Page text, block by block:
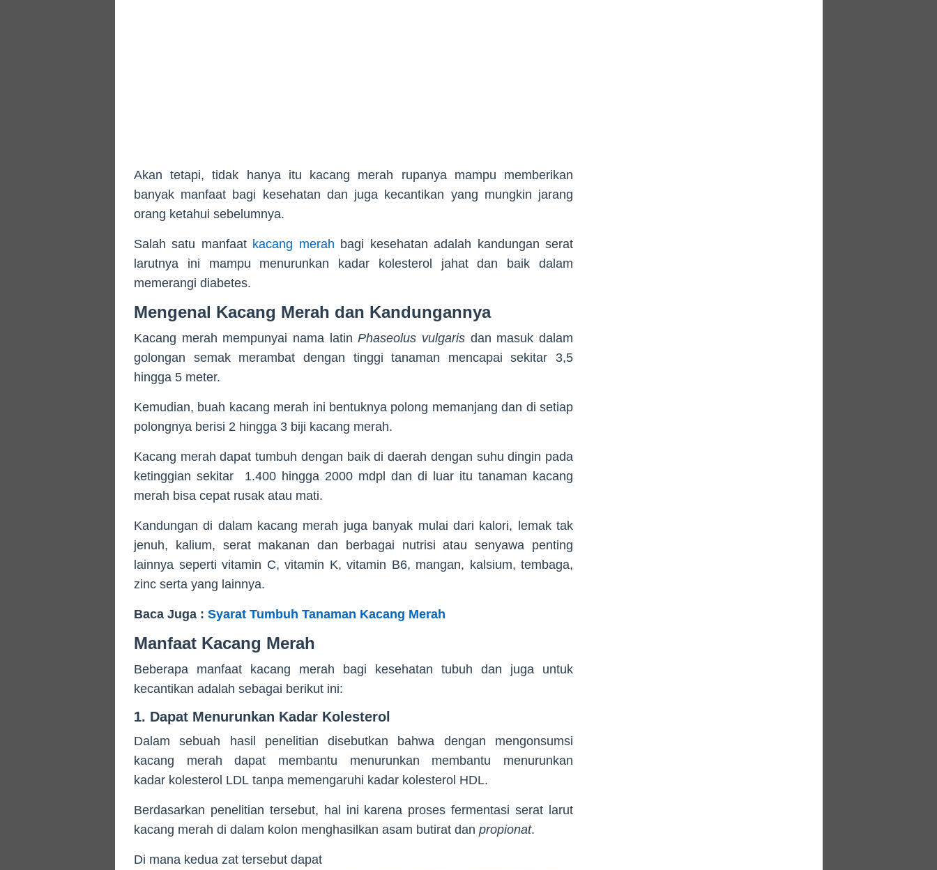
Akan tetapi, tidak hanya itu kacang merah rupanya mampu memberikan
banyak manfaat bagi kesehatan dan juga kecantikan yang mungkin jarang
orang ketahui sebelumnya.
Salah satu manfaat kacang merah bagi kesehatan adalah kandungan serat
larutnya ini mampu menurunkan kadar kolesterol jahat dan baik dalam
memerangi diabetes.
Mengenal Kacang Merah dan Kandungannya
Kacang merah mempunyai nama latinPhaseolus vulgaris dan masuk dalam
golongan semak merambat dengan tinggi tanaman mencapai sekitar 3,5
hingga 5 meter.
Kemudian, buah kacang merah ini bentuknya polong memanjang dan di setiap
polongnya berisi 2 hingga 3 biji kacang merah.
Kacang merah dapat tumbuh dengan baik di daerah dengan suhu dingin pada
ketinggian sekitar 1.400 hingga 2000 mdpl dan di luar itu tanaman kacang
merah bisa cepat rusak atau mati.
Kandungan di dalam kacang merah juga banyak mulai dari kalori, lemak tak
jenuh, kalium, serat makanan dan berbagai nutrisi atau senyawa penting
lainnya seperti vitamin C, vitamin K, vitamin B6, mangan, kalsium, tembaga,
zinc serta yang lainnya.
Baca Juga : Syarat Tumbuh Tanaman Kacang Merah
Manfaat Kacang Merah
Beberapa manfaat kacang merah bagi kesehatan tubuh dan juga untuk
kecantikan adalah sebagai berikut ini:
1. Dapat Menurunkan Kadar Kolesterol
Dalam sebuah hasil penelitian disebutkan bahwa dengan mengonsumsi
kacang merah dapat membantu menurunkan membantu menurunkan
kadar kolesterol LDL tanpa memengaruhi kadar kolesterol HDL.
Berdasarkan penelitian tersebut, hal ini karena proses fermentasi serat larut
kacang merah di dalam kolon menghasilkan asam butirat dan propionat.
Di mana kedua zat tersebut dapat